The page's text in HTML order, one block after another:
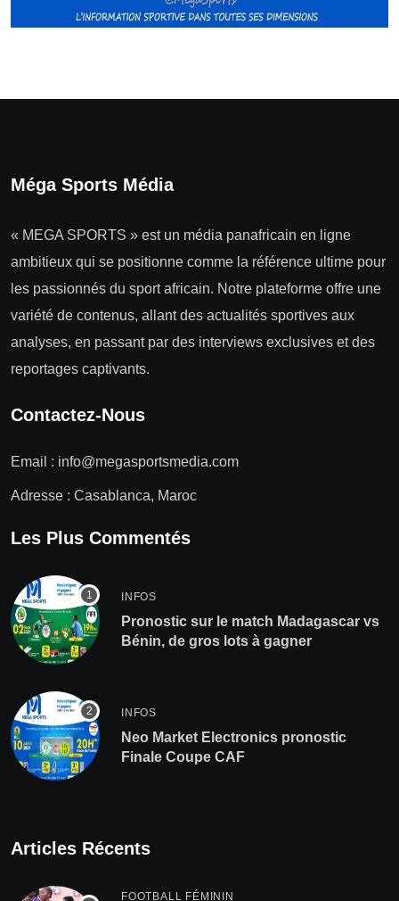
Méga Sports Média
« MEGA SPORTS » est un média panafricain en ligne
ambitieux qui se positionne comme la référence ultime pour
les passionnés du sport africain. Notre plateforme offre une
variété de contenus, allant des actualités sportives aux
analyses, en passant par des interviews exclusives et des
reportages captivants.
Contactez-Nous
Email : info@megasportsmedia.com
Adresse : Casablanca, Maroc
Les Plus Commentés
INFOS
Pronostic sur le match Madagascar vs
Bénin, de gros lots à gagner
INFOS
Neo Market Electronics pronostic
Finale Coupe CAF
Articles Récents
FOOTBALL FÉMININ